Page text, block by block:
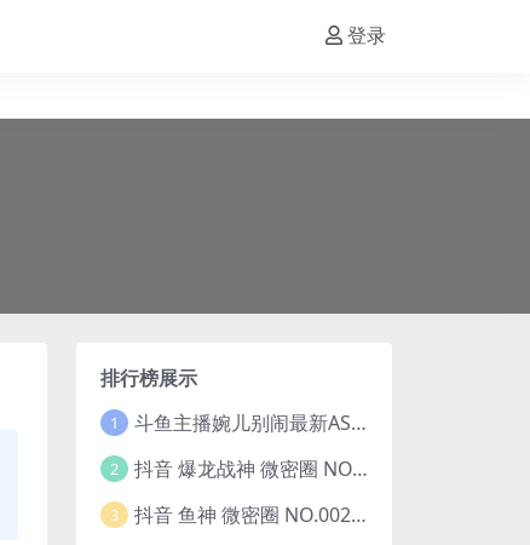
登录
排行榜展示
1 斗鱼主播婉儿别闹最新ASMR钻石办卡火箭开箱视频+音频合集-47个资源打包下载 [39V-10.1GB]
2 抖音 爆龙战神 微密圈 NO.006期 【5P13V】最新至：2023.6.7(暴龙神和战龙皇)
3 抖音 鱼神 微密圈 NO.002期 【44P】(抖音鱼神微密猫)